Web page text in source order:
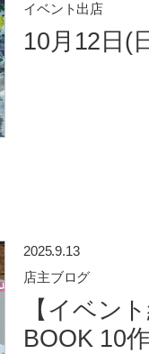
イベント出店
10月12日(
2025.9.13
店主ブログ
【イベン
BOOK 10